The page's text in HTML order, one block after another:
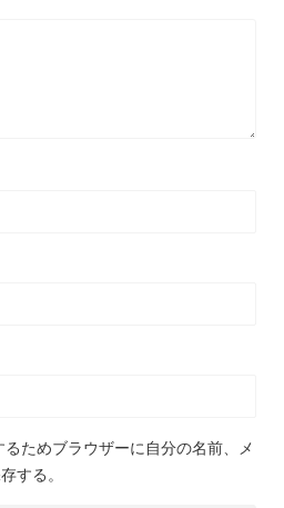
ためブラウザーに自分の名前、メ
する。